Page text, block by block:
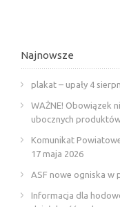
Najnowsze
plakat – upały 4
WAŻNE! Obowiązek
ubocznych
Komunikat
17 maja 2026
ASF nowe ogniska w
Informacja dla